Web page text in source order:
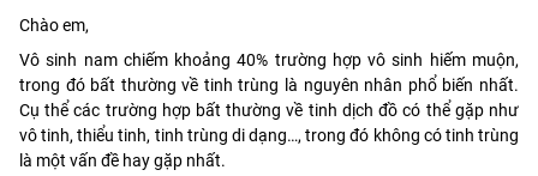
Chào em,
Vô sinh nam chiếm khoảng 40% trường hợp vô sinh hiếm muộn,
trong đó bất thường về tinh trùng là nguyên nhân phổ biến nhất.
Cụ thể các trường hợp bất thường về tinh dịch đồ có thể gặp như
vô tinh, thiểu tinh, tinh trùng di dạng…, trong đó không có tinh trùng
là một vấn đề hay gặp nhất.